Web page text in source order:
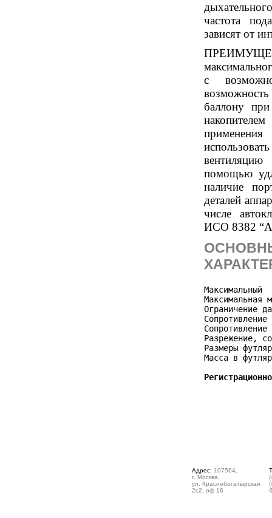
частота
зависят от
с
баллону
помощью
наличие
деталей
числе
ИСО 8382
Максимальный
Ограничение
Разрежение,
Размеры
Масса в
Адрес: 107564,
г. Москва,
ул. Краснобогатырская
2с2, оф 16